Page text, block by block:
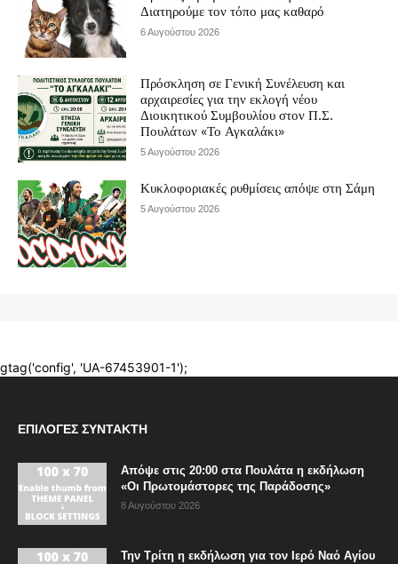
ΕΠΙΛΟΓΈΣ ΣΥΝΤΆΚΤΗ
Απόψε στις 20:00 στα Πουλάτα η εκδήλωση
«Οι Πρωτομάστορες της Παράδοσης»
8 Αυγούστου 2026
Την Τρίτη η εκδήλωση για τον Ιερό Ναό Αγίου